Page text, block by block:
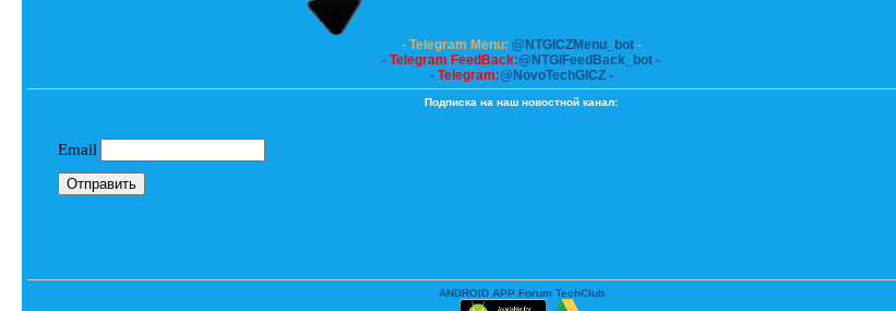
- Telegram Menu: @NTGICZMenu_bot-
- Telegram FeedBack:@NTGIFeedBack_bot -
- Telegram:@NovoTechGICZ-
Подписка на наш новостной канал:
ANDROID APP Forum TechClub